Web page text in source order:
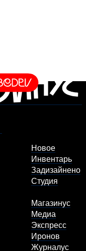
Новое
Инвентарь
Задизайнено
Студия
Магазинус
Медиа
Экспресс
Иронов
Журналус